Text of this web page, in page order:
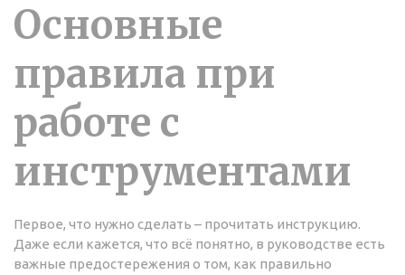
Основные
правила при
работе с
инструментами
Первое, что нужно сделать – прочитать инструкцию.
Даже если кажется, что всё понятно, в руководстве есть
важные предостережения о том, как правильно